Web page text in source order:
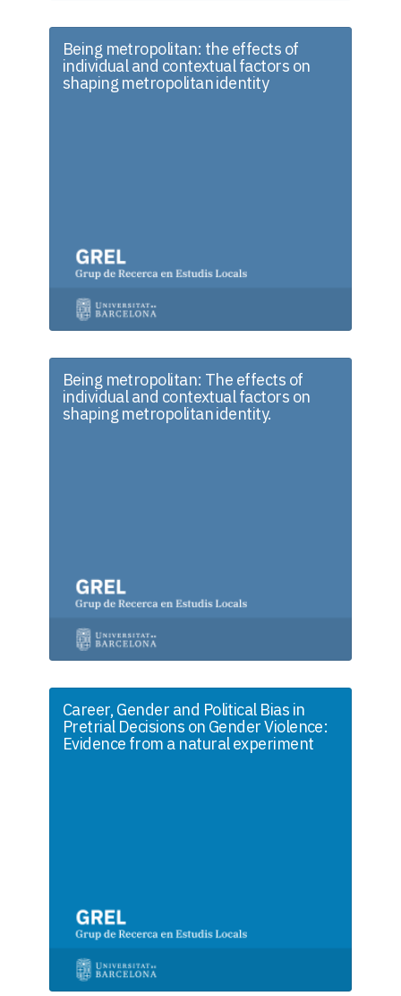
Being metropolitan: the effects of
individual and contextual factors on
shaping metropolitan identity
Being metropolitan: The effects of
individual and contextual factors on
shaping metropolitan identity.
Career, Gender and Political Bias in
Pretrial Decisions on Gender Violence:
Evidence from a natural experiment